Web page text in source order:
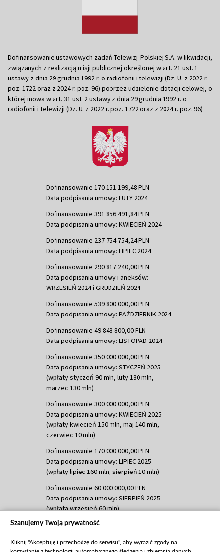
Dofinansowanie ustawowych zadań Telewizji Polskiej S.A. w likwidacji,
związanych z realizacją misji publicznej określonej w art. 21 ust. 1
ustawy z dnia 29 grudnia 1992 r. o radiofonii i telewizji (Dz. U. z 2022 r.
poz. 1722 oraz z 2024 r. poz. 96) poprzez udzielenie dotacji celowej, o
której mowa w art. 31 ust. 2 ustawy z dnia 29 grudnia 1992 r. o
radiofonii i telewizji (Dz. U. z 2022 r. poz. 1722 oraz z 2024 r. poz. 96)
Dofinansowanie 170 151 199,48 PLN
Data podpisania umowy: LUTY 2024
Dofinansowanie 391 856 491,84 PLN
Data podpisania umowy: KWIECIEŃ 2024
Dofinansowanie 237 754 754,24 PLN
Data podpisania umowy: LIPIEC 2024
Dofinansowanie 290 817 240,00 PLN
Data podpisania umowy i aneksów:
WRZESIEŃ 2024 i GRUDZIEŃ 2024
Dofinansowanie 539 800 000,00 PLN
Data podpisania umowy: PAŹDZIERNIK 2024
Dofinansowanie 49 848 800,00 PLN
Data podpisania umowy: LISTOPAD 2024
Dofinansowanie 350 000 000,00 PLN
Data podpisania umowy: STYCZEŃ 2025
(wpłaty styczeń 90 mln, luty 130 mln,
marzec 130 mln)
Dofinansowanie 300 000 000,00 PLN
Data podpisania umowy: KWIECIEŃ 2025
(wpłaty kwiecień 150 mln, maj 140 mln,
czerwiec 10 mln)
Dofinansowanie 170 000 000,00 PLN
Data podpisania umowy: LIPIEC 2025
(wpłaty lipiec 160 mln, sierpień 10 mln)
Dofinansowanie 60 000 000,00 PLN
Data podpisania umowy: SIERPIEŃ 2025
(wpłata wrzesień 60 mln)
Dofinansowanie 635 783 051,21 PLN
(wpłata wrzesień 100 mln, październik 350
Szanujemy Twoją prywatność
Kliknij "Akceptuję i przechodzę do serwisu", aby wyrazić zgody na